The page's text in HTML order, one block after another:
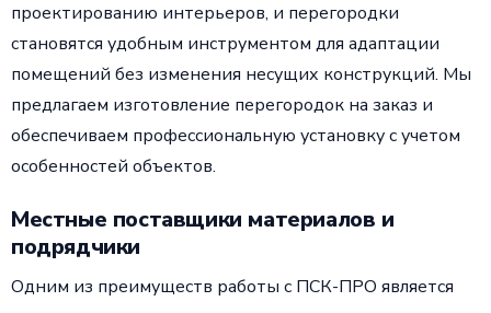
проектированию интерьеров, и перегородки
становятся удобным инструментом для адаптации
помещений без изменения несущих конструкций. Мы
предлагаем изготовление перегородок на заказ и
обеспечиваем профессиональную установку с учетом
особенностей объектов.
Местные поставщики материалов и
подрядчики
Одним из преимуществ работы с ПСК-ПРО является